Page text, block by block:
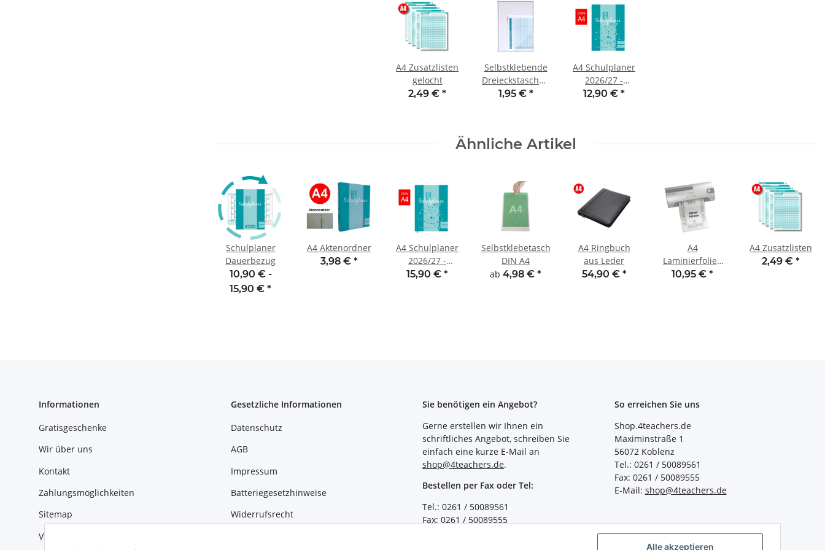
A4 Zusatzlisten
gelocht
2,49 € *
Selbstklebende
Dreieckstaschen
(4 Stck.)
1,95 € *
A4 Schulplaner
2026/27 -
Loseblattsammlung
12,90 € *
Ähnliche Artikel
Schulplaner
Dauerbezug
10,90 € -
15,90 € *
A4 Aktenordner
3,98 € *
A4 Schulplaner
2026/27 -
Buchbindung
15,90 € *
Selbstklebetaschen
DIN A4
ab 4,98 € *
A4 Ringbuch
aus Leder
54,90 € *
A4
Laminierfolien
160 mic (100
10,95 € *
A4 Zusatzlisten
2,49 € *
Informationen
Gratisgeschenke
Wir über uns
Kontakt
Zahlungsmöglichkeiten
Sitemap
Versandinformationen
Gesetzliche Informationen
Datenschutz
AGB
Impressum
Batteriegesetzhinweise
Widerrufsrecht
Sie benötigen ein Angebot?
Gerne erstellen wir Ihnen ein
schriftliches Angebot, schreiben Sie
einfach eine kurze E-Mail an
shop@4teachers.de.
Bestellen per Fax oder Tel:
Tel.: 0261 / 50089561
Fax: 0261 / 50089555
So erreichen Sie uns
Shop.4teachers.de
Maximinstraße 1
56072 Koblenz
Tel.: 0261 / 50089561
Fax: 0261 / 50089555
E-Mail: shop@4teachers.de
Alle akzeptieren